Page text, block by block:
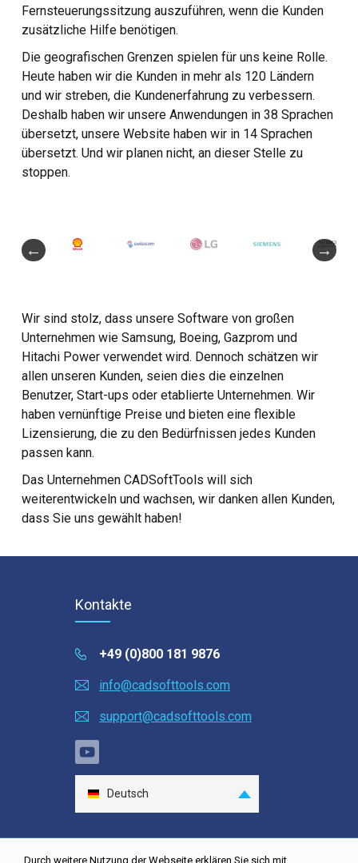
Durch weitere Nutzung der Webseite erklären Sie sich mit
Fernsteuerungssitzung auszuführen, wenn die Kunden
zusätzliche Hilfe benötigen.
Die geografischen Grenzen spielen für uns keine Rolle.
Heute haben wir die Kunden in mehr als 120 Ländern
und wir streben, die Kundenerfahrung zu verbessern.
Deshalb haben wir unsere Anwendungen in 38 Sprachen
übersetzt, unsere Website haben wir in 14 Sprachen
übersetzt. Und wir planen nicht, an dieser Stelle zu
stoppen.
Wir sind stolz, dass unsere Software von großen
Unternehmen wie Samsung, Boeing, Gazprom und
Hitachi Power verwendet wird. Dennoch schätzen wir
allen unseren Kunden, seien dies die einzelnen
Benutzer, Start-ups oder etablierte Unternehmen. Wir
haben vernünftige Preise und bieten eine flexible
Lizensierung, die zu den Bedürfnissen jedes Kunden
passen kann.
Das Unternehmen CADSoftTools will sich
weiterentwickeln und wachsen, wir danken allen Kunden,
dass Sie uns gewählt haben!
Kontakte
+49 (0)800 181 9876
info@cadsofttools.com
support@cadsofttools.com
Deutsch